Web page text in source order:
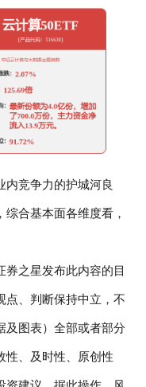
竞争力的护城河良
合基本面各维度看，
之星发布此内容的目
点、判断保持中立，不
及图表）全部或者部分
性、及时性、原创性